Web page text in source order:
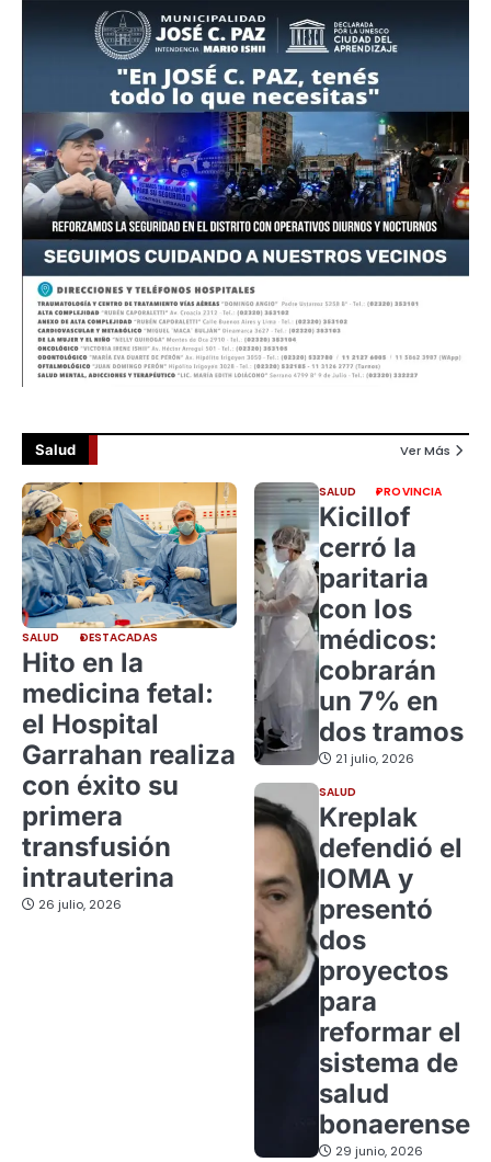
Salud Ver Más
SALUD DESTACADAS
Hito en la
medicina fetal:
el Hospital
Garrahan realiza
con éxito su
primera
transfusión
intrauterina
26 julio, 2026
SALUD PROVINCIA
Kicillof
cerró la
paritaria
con los
médicos:
cobrarán
un 7% en
dos tramos
21 julio, 2026
SALUD
Kreplak
defendió el
IOMA y
presentó
dos
proyectos
para
reformar el
sistema de
salud
bonaerense
29 junio, 2026